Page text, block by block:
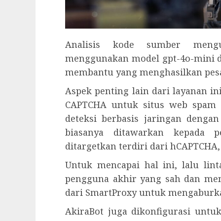
Analisis kode sumber
menggunakan model gpt-4o-mini
membantu yang menghasilkan
Aspek penting lain dari layanan
CAPTCHA untuk situs web
deteksi berbasis jaringan
biasanya ditawarkan kepada
ditargetkan terdiri dari
Untuk mencapai hal ini, lalu
pengguna akhir yang sah dan
dari SmartProxy untuk
AkiraBot juga dikonfigurasi